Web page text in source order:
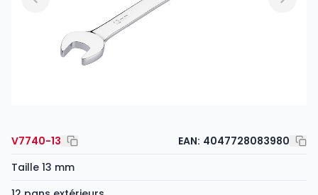
V7740-13 EAN: 4047728083980
Taille 13 mm